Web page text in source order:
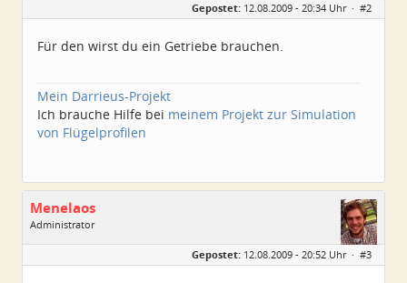
Süd-Niedersachsen
Homepage:
xxlray.bplaced.net
Dabei seit:
11 / 2007
Gepostet: 12.08.2009 - 20:34 Uhr · #2
Für den wirst du ein Getriebe brauchen.
Mein Darrieus-Projekt
Ich brauche Hilfe bei meinem Projekt zur Simulation
von Flügelprofilen
Menelaos
Administrator
Geschlecht:
Alter:
40
Gepostet: 12.08.2009 - 20:52 Uhr · #3